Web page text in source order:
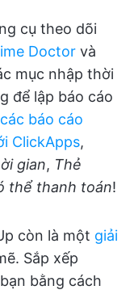
cụ theo dõi
Doctor và
mục nhập thời
để lập báo cáo
các báo cáo
ClickApps,
gian, Thẻ
thể thanh toán!
còn là một giải
Sắp xếp
bằng cách